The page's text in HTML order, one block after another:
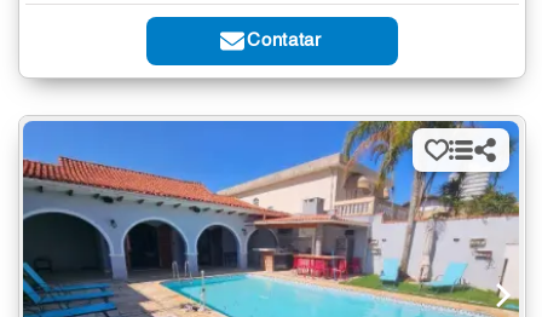
Contatar